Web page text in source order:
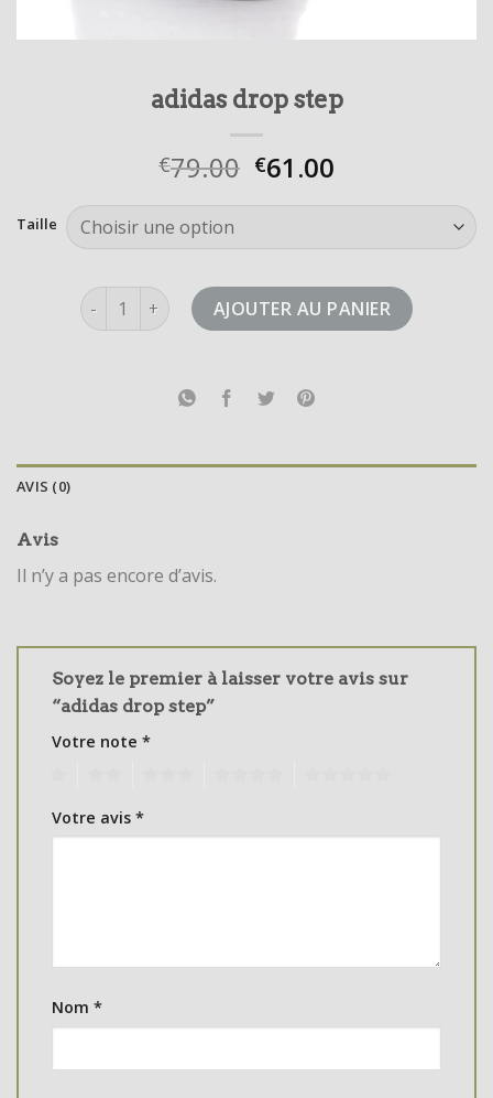
adidas drop step
€79.00 €61.00
Taille
quantité de adidas drop step
AJOUTER AU PANIER
AVIS (0)
Avis
Il n’y a pas encore d’avis.
Soyez le premier à laisser votre avis sur
“adidas drop step”
Votre note *
Votre avis *
Nom *